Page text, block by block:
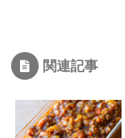
関連記事